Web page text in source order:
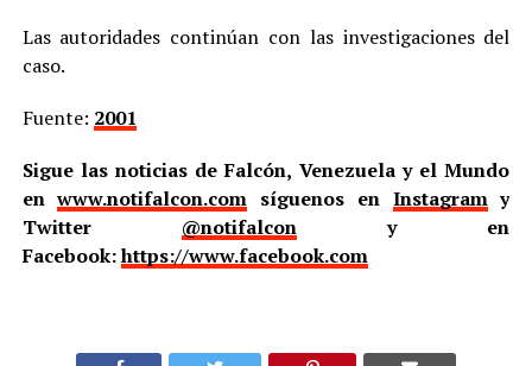
Las autoridades continúan con las investigaciones del
caso.
Fuente: 2001
Sigue las noticias de Falcón, Venezuela y el Mundo
enwww.notifalcon.com síguenos en Instagramy
Twitter @notifalcony en
Facebook:https://www.facebook.com